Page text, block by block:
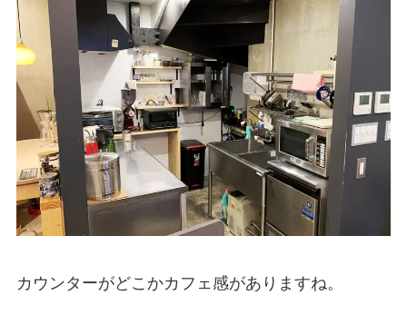
カウンターがどこかカフェ感がありますね。